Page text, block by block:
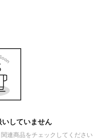
していません
連商品をチェックしてください